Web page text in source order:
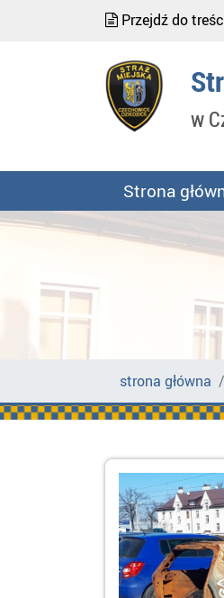
Przejdź do
w
Strona
strona główna